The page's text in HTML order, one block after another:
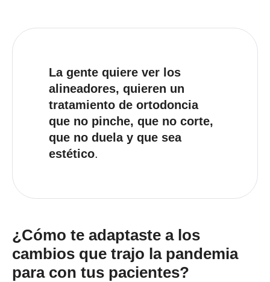
La gente quiere ver los
alineadores, quieren un
tratamiento de ortodoncia
que no pinche, que no corte,
que no duela y que sea
estético.
¿Cómo te adaptaste a los
cambios que trajo la pandemia
para con tus pacientes?